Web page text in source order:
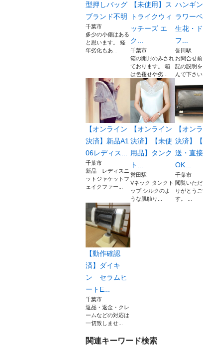
型押しバッグ
ブランド不明
千葉市
多少の小傷はある
と思います。 経
年劣化もあ...
【未使用】ス
トライクウィ
ッチーズ エ
ク...
千葉市
箱の開封のみされ
ております。 箱
は色褪せや劣...
ハンギ
ラワー
生花・
フ...
誉田駅
お問合せ
記の説明
んで下さい
【オンライン
決済】新品A1
06レディス...
千葉市
新品 レディスニ
ットジャケットフ
ェイクファー...
【オンライン
決済】【未使
用品】タンク
ト...
誉田駅
Vネック タンクト
ップ シルクのよ
うな肌触り...
【オン
決済】
送・直
OK...
千葉市
閲覧いた
りがとう
す。 ...
【動作確認
済】ダイキ
ン セラムヒ
ートE...
千葉市
返品・返金・クレ
ームなどの対応は
一切致しませ...
関連キーワード検索